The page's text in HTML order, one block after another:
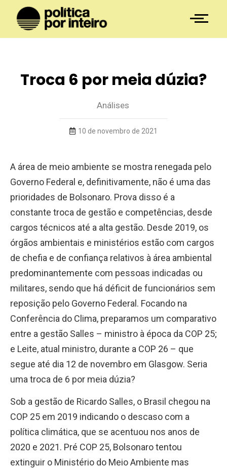
Troca 6 por meia dúzia?
Análises
10 de novembro de 2021
A área de meio ambiente se mostra renegada pelo
Governo Federal e, definitivamente, não é uma das
prioridades de Bolsonaro. Prova disso é a
constante troca de gestão e competências, desde
cargos técnicos até a alta gestão. Desde 2019, os
órgãos ambientais e ministérios estão com cargos
de chefia e de confiança relativos à área ambiental
predominantemente com pessoas indicadas ou
militares, sendo que há déficit de funcionários sem
reposição pelo Governo Federal. Focando na
Conferência do Clima, preparamos um comparativo
entre a gestão Salles – ministro à época da COP 25;
e Leite, atual ministro, durante a COP 26 – que
segue até dia 12 de novembro em Glasgow. Seria
uma troca de 6 por meia dúzia?
Sob a gestão de Ricardo Salles, o Brasil chegou na
COP 25 em 2019 indicando o descaso com a
política climática, que se acentuou nos anos de
2020 e 2021. Pré COP 25, Bolsonaro tentou
extinguir o Ministério do Meio Ambiente mas